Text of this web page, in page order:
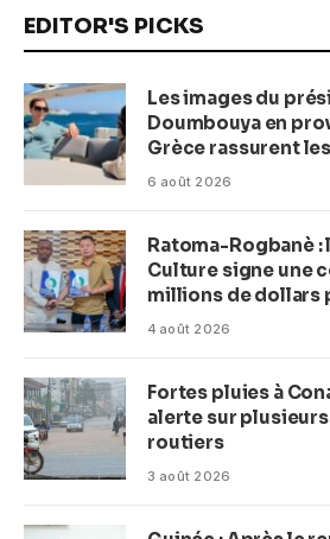
EDITOR'S PICKS
Les images du
Doumbouya en
Grèce rassurent
(Macka Baldé)
6 août 2026
Ratoma-Rogbanè
Culture signe une
millions de dollars
plage en complexe
4 août 2026
Fortes pluies à
alerte sur
routiers
3 août 2026